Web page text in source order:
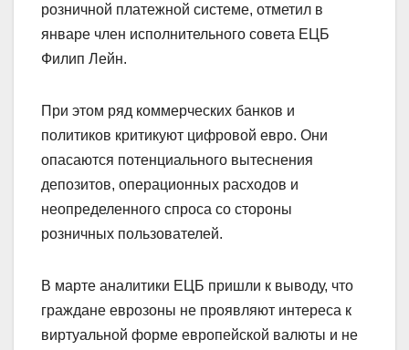
розничной платежной системе, отметил в
январе член исполнительного совета ЕЦБ
Филип Лейн.
При этом ряд коммерческих банков и
политиков критикуют цифровой евро. Они
опасаются потенциального вытеснения
депозитов, операционных расходов и
неопределенного спроса со стороны
розничных пользователей.
В марте аналитики ЕЦБ пришли к выводу, что
граждане еврозоны не проявляют интереса к
виртуальной форме европейской валюты и не